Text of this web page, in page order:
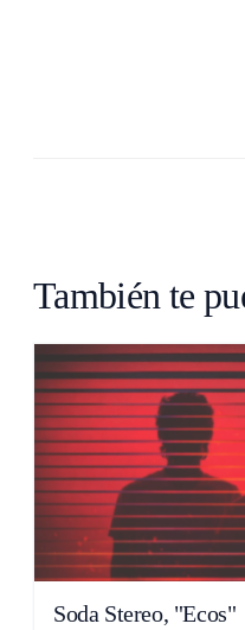
También te
Soda Stereo, "Ecos"